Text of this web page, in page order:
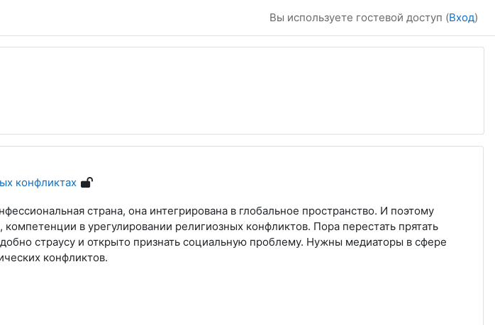
Вы используете гостевой доступ (Вход)
конфликтах
страна, она интегрирована в глобальное пространство. И поэтому
компетенции в урегулировании религиозных конфликтов. Пора перестать прятать
страусу и открыто признать социальную проблему. Нужны медиаторы в сфере
конфликтов.